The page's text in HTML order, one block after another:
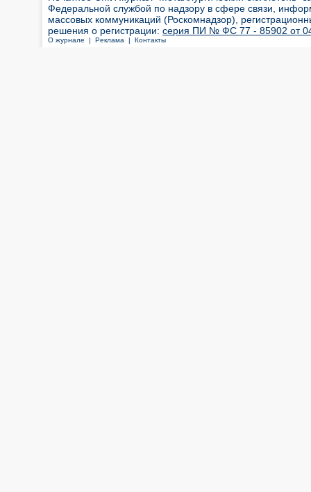
Федеральной службой по надзору в сфере связи,
массовых коммуникаций (Роскомнадзор),
решения о регистрации: серия ПИ № ФС 77 - 85902 от 04
О журнале | Реклама | Контакты